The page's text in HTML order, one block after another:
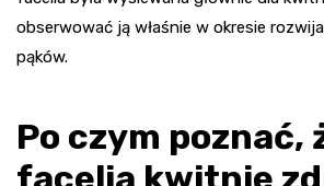
obserwować ją właśnie w okresie
pąków.
Po czym poznać,